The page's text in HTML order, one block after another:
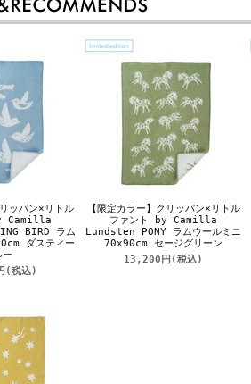
ッパン×リトル
Camilla
BIRD ラム
ダスティー
ー
(税込)
【限定カラー】クリッパン×リトル
ファント by Camilla
Lundsten PONY ラムウールミニ
70x90cm セージグリーン
13,200円 (税込)